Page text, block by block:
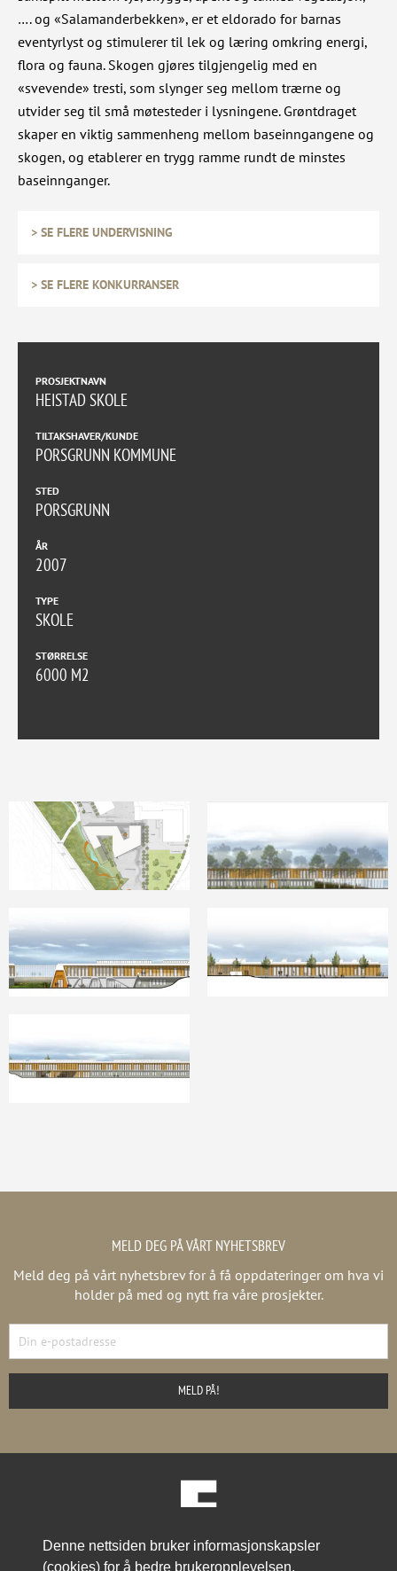
Denne nettsiden bruker informasjonskapsler
(cookies) for å bedre brukeropplevelsen.
…. og «Salamanderbekken», er et eldorado for barnas
eventyrlyst og stimulerer til lek og læring omkring energi,
flora og fauna. Skogen gjøres tilgjengelig med en
«svevende» tresti, som slynger seg mellom trærne og
utvider seg til små møtesteder i lysningene. Grøntdraget
skaper en viktig sammenheng mellom baseinngangene og
skogen, og etablerer en trygg ramme rundt de minstes
baseinnganger.
> SE FLERE UNDERVISNING
> SE FLERE KONKURRANSER
PROSJEKTNAVN
HEISTAD SKOLE
TILTAKSHAVER/KUNDE
PORSGRUNN KOMMUNE
STED
PORSGRUNN
ÅR
2007
TYPE
SKOLE
STØRRELSE
6000 M2
MELD DEG PÅ VÅRT NYHETSBREV
Meld deg på vårt nyhetsbrev for å få oppdateringer om hva vi
holder på med og nytt fra våre prosjekter.
Prosjekter Aktuelt Om oss Kontakt